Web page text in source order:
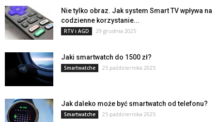
Nie tylko obraz. Jak system Smart TV wpływa na
codzienne korzystanie...
RTV i AGD 29 grudnia 2025
Jaki smartwatch do 1500 zł?
Smartwatche 25 października 2025
Jak daleko może być smartwatch od telefonu?
Smartwatche 25 października 2025